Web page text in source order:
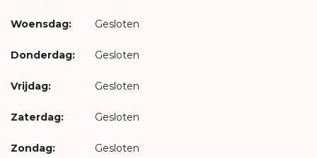
Woensdag: Gesloten
Donderdag: Gesloten
Vrijdag: Gesloten
Zaterdag: Gesloten
Zondag: Gesloten